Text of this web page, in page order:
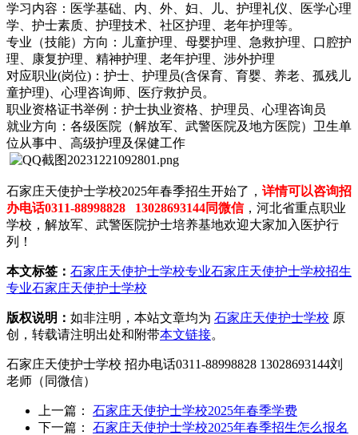
学习内容：医学基础、内、外、妇、儿、护理礼仪、医学心理
学、护士素质、护理技术、社区护理、老年护理等。
专业（技能）方向：儿童护理、母婴护理、急救护理、口腔护
理、康复护理、精神护理、老年护理、涉外护理
对应职业(岗位)：护士、护理员(含保育、育婴、养老、孤残儿
童护理)、心理咨询师、医疗救护员。
职业资格证书举例：护士执业资格、护理员、心理咨询员
就业方向：各级医院（解放军、武警医院及地方医院）卫生单
位从事中、高级护理及保健工作
石家庄天使护士学校2025年春季招生开始了， 详情可以咨询招
办电话0311-88998828 13028693144同微信，河北省重点职业
学校，解放军、武警医院护士培养基地欢迎大家加入医护行
列！
本文标签： 石家庄天使护士学校专业石家庄天使护士学校招生
专业石家庄天使护士学校
版权说明： 如非注明，本站文章均为 石家庄天使护士学校 原
创，转载请注明出处和附带本文链接。
石家庄天使护士学校 招办电话0311-88998828 13028693144刘
老师（同微信）
上一篇： 石家庄天使护士学校2025年春季学费
下一篇： 石家庄天使护士学校2025年春季招生怎么报名